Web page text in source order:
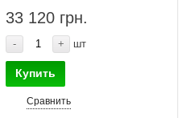
33 120 грн.
- + шт
Купить
Сравнить